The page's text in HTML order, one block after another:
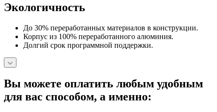
Экологичность
До 30% переработанных материалов в конструкции.
Корпус из 100% переработанного алюминия.
Долгий срок программной поддержки.
Вы можете оплатить любым удобным
для вас способом, а именно: